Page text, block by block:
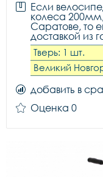
Если
колеса 200мм,
Саратове, то
доставкой из
Тверь: 1 шт.
Великий
добавить в
Оценка 0